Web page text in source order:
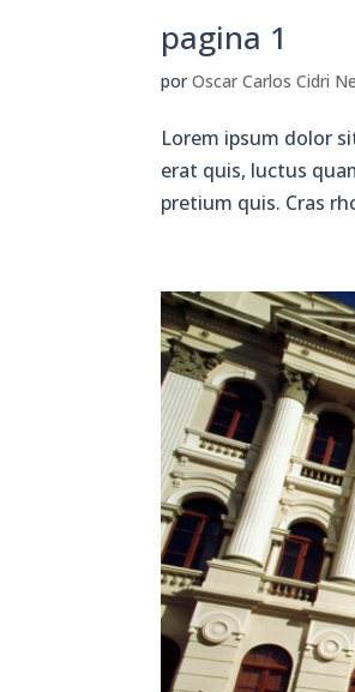
pagina 1
porOscar Carlos Cidri
Lorem ipsum dolor
erat quis, luctus
pretium quis. Cras